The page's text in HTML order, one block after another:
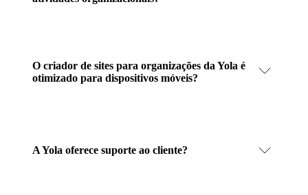
O criador de sites para organizações da Yola é
otimizado para dispositivos móveis?
A Yola oferece suporte ao cliente?